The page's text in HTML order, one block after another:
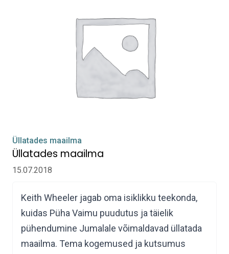
Üllatades maailma
Üllatades maailma
15.07.2018
Keith Wheeler jagab oma isiklikku teekonda,
kuidas Püha Vaimu puudutus ja täielik
pühendumine Jumalale võimaldavad üllatada
maailma. Tema kogemused ja kutsumus